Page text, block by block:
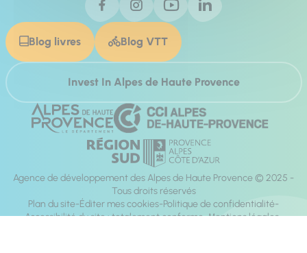
Blog livres Blog VTT
Invest In Alpes de Haute Provence
Agence de développement des Alpes de Haute Provence © 2025 -
Tous droits réservés
Plan du site Éditer mes cookies Politique de confidentialité
Accessibilité du site : totalement conforme Mentions légales